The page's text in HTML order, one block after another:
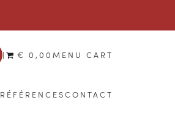
| € 0,00 MENU CART
RÉFÉRENCESCONTACT